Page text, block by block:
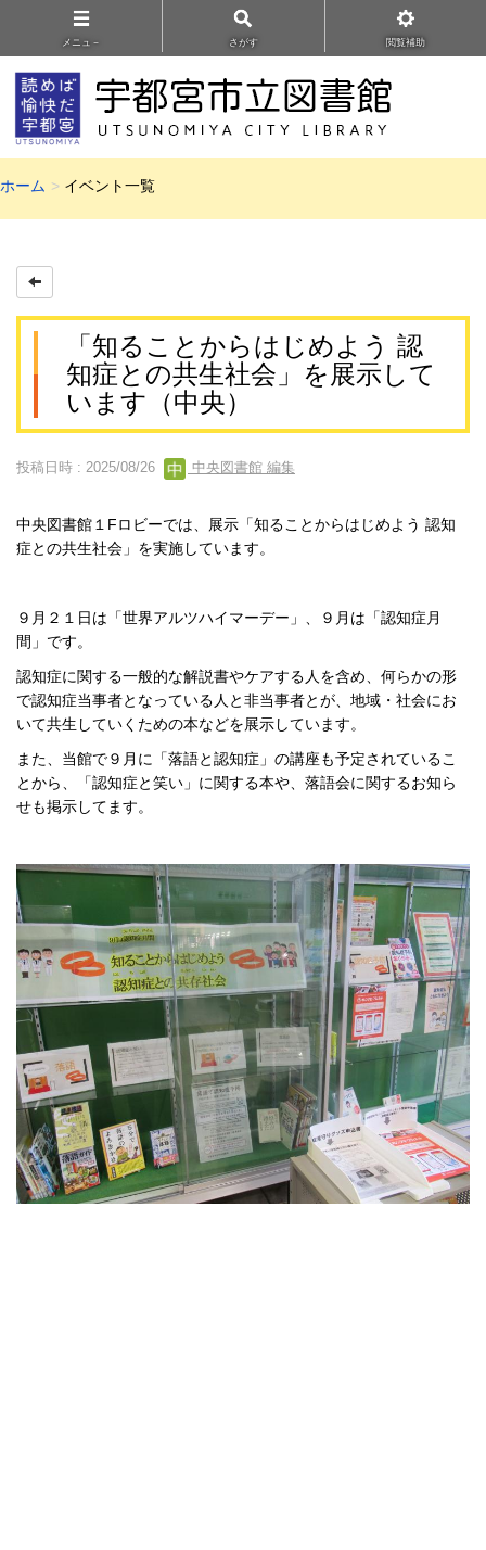
メニュ－ さがす 閲覧補助
ホーム イベント一覧
「知ることからはじめよう 認
知症との共生社会」を展示して
います（中央）
投稿日時 : 2025/08/26 中央図書館 編集
中央図書館１Fロビーでは、展示「知ることからはじめよう 認知
症との共生社会」を実施しています。
９月２１日は「世界アルツハイマーデー」、９月は「認知症月
間」です。
認知症に関する一般的な解説書やケアする人を含め、何らかの形
で認知症当事者となっている人と非当事者とが、地域・社会にお
いて共生していくための本などを展示しています。
また、当館で９月に「落語と認知症」の講座も予定されているこ
とから、「認知症と笑い」に関する本や、落語会に関するお知ら
せも掲示してます。